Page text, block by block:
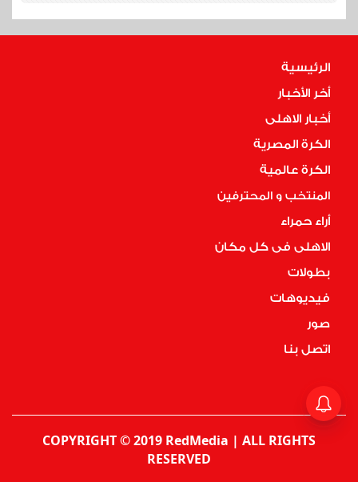
الرئيسية
أخر الأخبار
أخبار الاهلى
الكرة المصرية
الكرة عالمية
المنتخب و المحترفين
أراء حمراء
الاهلى فى كل مكان
بطولات
فيديوهات
صور
اتصل بنا
COPYRIGHT © 2019 RedMedia | ALL RIGHTS
RESERVED